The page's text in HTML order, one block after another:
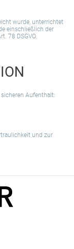
wurde, unterrichtet
einschließlich der
78 DSGVO.
Aufenthalt:
und zur